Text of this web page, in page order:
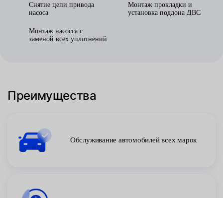
Снятие цепи привода
насоса
Монтаж насосса с
заменой всех уплотнений
Монтаж прокладки и
установка поддона ДВС
Преимущества
Обслуживание автомобилей всех марок